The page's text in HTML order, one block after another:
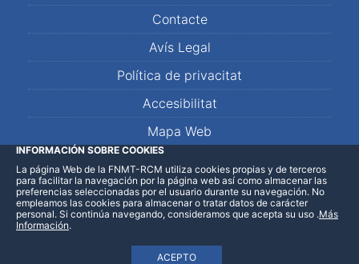
Contacte
Avís Legal
Política de privacitat
Accesibilitat
Mapa Web
LinkedInFacebookWhatsApp
INFORMACIÓN SOBRE COOKIES
La página Web de la FNMT-RCM utiliza cookies propias y de terceros
para facilitar la navegación por la página web así como almacenar las
preferencias seleccionadas por el usuario durante su navegación. No
empleamos las cookies para almacenar o tratar datos de carácter
personal. Si continúa navegando, consideramos que acepta su uso
ACEPTO
.Más
Información.